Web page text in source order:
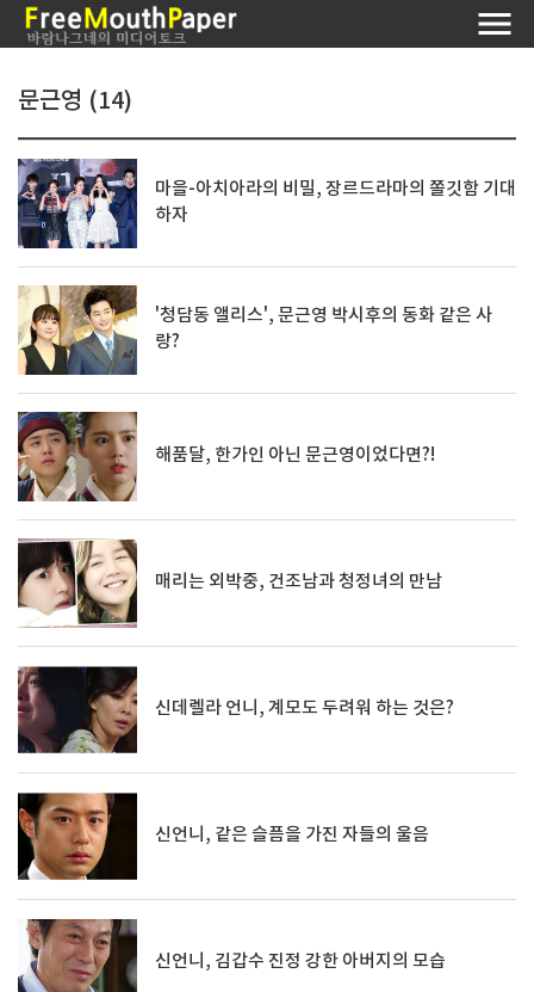
문근영 (14)
마을-아치아라의 비밀, 장르드라마의 쫄깃함 기대
하자
'청담동 앨리스', 문근영 박시후의 동화 같은 사
랑?
해품달, 한가인 아닌 문근영이었다면?!
매리는 외박중, 건조남과 청정녀의 만남
신데렐라 언니, 계모도 두려워 하는 것은?
신언니, 같은 슬픔을 가진 자들의 울음
신언니, 김갑수 진정 강한 아버지의 모습